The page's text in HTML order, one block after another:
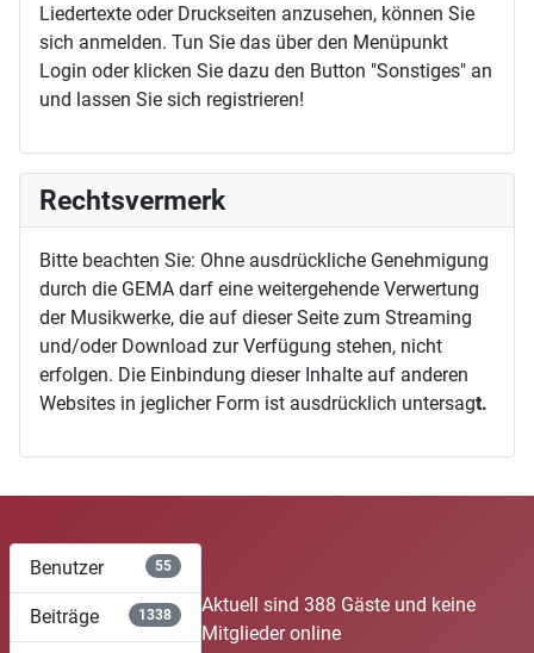
Liedertexte oder Druckseiten anzusehen, können Sie
sich anmelden. Tun Sie das über den Menüpunkt
Login oder klicken Sie dazu den Button "Sonstiges" an
und lassen Sie sich registrieren!
Rechtsvermerk
Bitte beachten Sie: Ohne ausdrückliche Genehmigung
durch die GEMA darf eine weitergehende Verwertung
der Musikwerke, die auf dieser Seite zum Streaming
und/oder Download zur Verfügung stehen, nicht
erfolgen. Die Einbindung dieser Inhalte auf anderen
Websites in jeglicher Form ist ausdrücklich untersagt.
Benutzer 55
Beiträge 1338
Aktuell sind 388 Gäste und keine
Mitglieder online